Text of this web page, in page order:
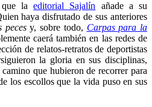
que laeditorial Sajalín añade a su
haya disfrutado de sus anteriores
pecesy, sobre todo, Carpas para la
caerá también en las redes de
de relatos-retratos de deportistas
la gloria en sus disciplinas,
que hubieron de recorrer para
los escollos que la vida puso en sus